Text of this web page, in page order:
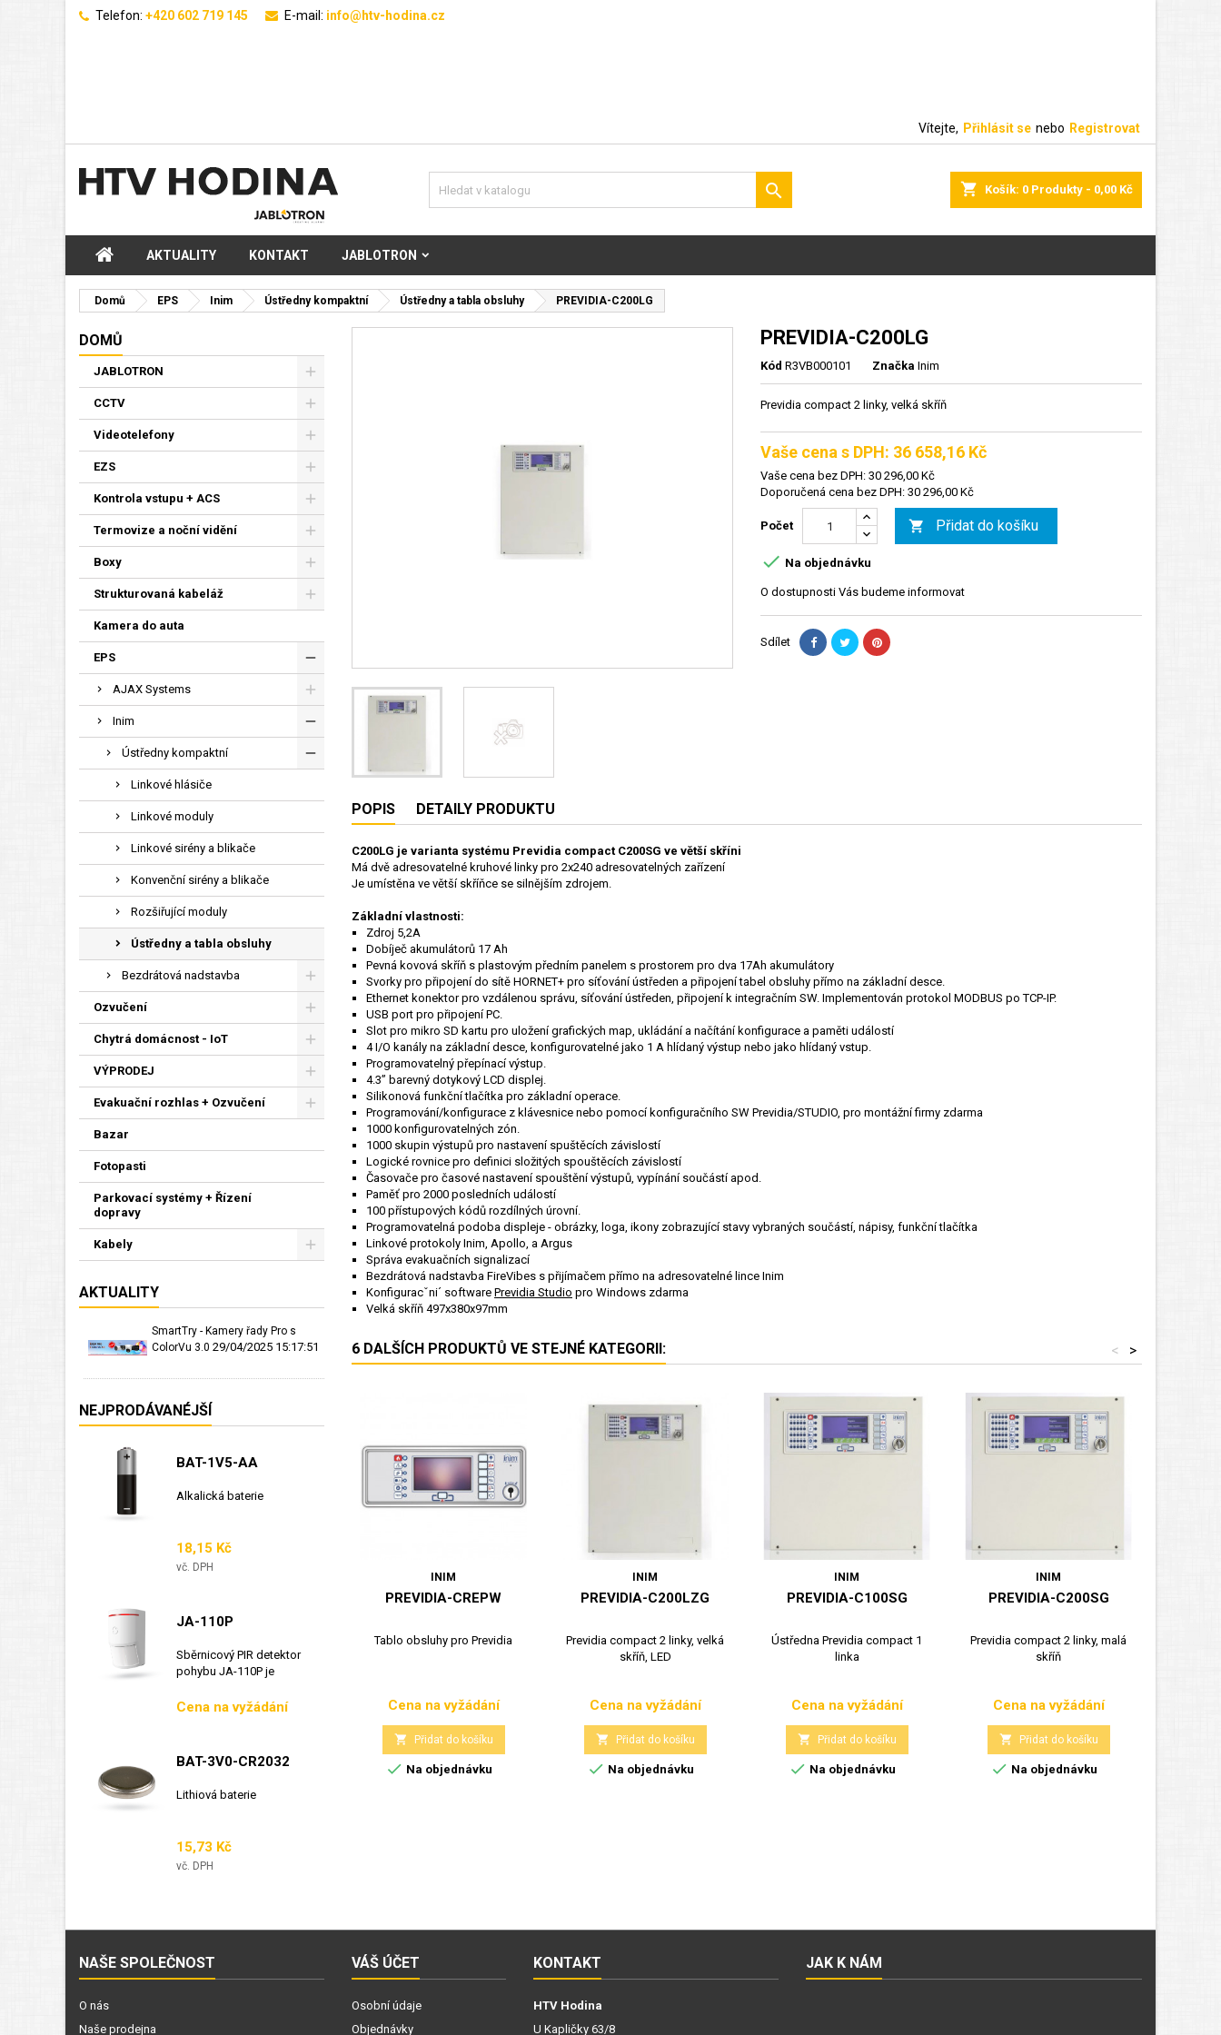
Telefon: +420 602 719 145 E-mail: info@htv-hodina.cz
Vítejte, Přihlásit se nebo Registrovat
shopping_cart Košík: 0 Produkty - 0,00 Kč

AKTUALITY KONTAKT JABLOTRON
Domů EPS Inim Ústředny kompaktní Ústředny a tabla obsluhy PREVIDIA-C200LG
DOMŮ
JABLOTRON
CCTV
Videotelefony
EZS
Kontrola vstupu + ACS
Termovize a noční vidění
Boxy
Strukturovaná kabeláž
Kamera do auta
EPS
AJAX Systems
Inim
Ústředny kompaktní
Linkové hlásiče
Linkové moduly
Linkové sirény a blikače
Konvenční sirény a blikače
Rozšiřující moduly
Ústředny a tabla obsluhy
Bezdrátová nadstavba
Ozvučení
Chytrá domácnost - IoT
VÝPRODEJ
Evakuační rozhlas + Ozvučení
Bazar
Fotopasti
Parkovací systémy + Řízení
dopravy
Kabely
AKTUALITY
SmartTry - Kamery řady Pro s
ColorVu 3.0 29/04/2025 15:17:51
NEJPRODÁVANÉJŠÍ
BAT-1V5-AA
Alkalická baterie
Cena
18,15 Kč
vč. DPH
JA-110P
Sběrnicový PIR detektor
pohybu JA-110P je
Cena
Cena na vyžádání
BAT-3V0-CR2032
Lithiová baterie
Cena
15,73 Kč
vč. DPH
PREVIDIA-C200LG
Kód R3VB000101 Značka Inim
Previdia compact 2 linky, velká skříň
Vaše cena s DPH: 36 658,16 Kč
Vaše cena bez DPH: 30 296,00 Kč
Doporučená cena bez DPH: 30 296,00 Kč
Počet  Přidat do košíku
 Na objednávku
O dostupnosti Vás budeme informovat
Sdílet
POPIS DETAILY PRODUKTU
C200LG je varianta systému Previdia compact C200SG ve větší skříni
Má dvě adresovatelné kruhové linky pro 2x240 adresovatelných zařízení
Je umístěna ve větší skříňce se silnějším zdrojem.
Základní vlastnosti:
Zdroj 5,2A
Dobíječ akumulátorů 17 Ah
Pevná kovová skříň s plastovým předním panelem s prostorem pro dva 17Ah akumulátory
Svorky pro připojení do sítě HORNET+ pro síťování ústředen a připojení tabel obsluhy přímo na základní desce.
Ethernet konektor pro vzdálenou správu, síťování ústředen, připojení k integračním SW. Implementován protokol MODBUS po TCP-IP.
USB port pro připojení PC.
Slot pro mikro SD kartu pro uložení grafických map, ukládání a načítání konfigurace a paměti událostí
4 I/O kanály na základní desce, konfigurovatelné jako 1 A hlídaný výstup nebo jako hlídaný vstup.
Programovatelný přepínací výstup.
4.3” barevný dotykový LCD displej.
Silikonová funkční tlačítka pro základní operace.
Programování/konfigurace z klávesnice nebo pomocí konfiguračního SW Previdia/STUDIO, pro montážní firmy zdarma
1000 konfigurovatelných zón.
1000 skupin výstupů pro nastavení spuštěcích závislostí
Logické rovnice pro definici složitých spouštěcích závislostí
Časovače pro časové nastavení spouštění výstupů, vypínání součástí apod.
Paměť pro 2000 posledních událostí
100 přístupových kódů rozdílných úrovní.
Programovatelná podoba displeje - obrázky, loga, ikony zobrazující stavy vybraných součástí, nápisy, funkční tlačítka
Linkové protokoly Inim, Apollo, a Argus
Správa evakuačních signalizací
Bezdrátová nadstavba FireVibes s přijímačem přímo na adresovatelné lince Inim
Konfiguracˇni´ software Previdia Studio pro Windows zdarma
Velká skříň 497x380x97mm
6 DALŠÍCH PRODUKTŮ VE STEJNÉ KATEGORII: >
<
INIM
PREVIDIA-CREPW
Tablo obsluhy pro Previdia
Cena
Cena na vyžádání
 Přidat do košíku
 Na objednávku
INIM
PREVIDIA-C200LZG
Previdia compact 2 linky, velká
skříň, LED
Cena
Cena na vyžádání
 Přidat do košíku
 Na objednávku
INIM
PREVIDIA-C100SG
Ústředna Previdia compact 1
linka
Cena
Cena na vyžádání
 Přidat do košíku
 Na objednávku
INIM
PREVIDIA-C200SG
Previdia compact 2 linky, malá
skříň
Cena
Cena na vyžádání
 Přidat do košíku
 Na objednávku
NAŠE SPOLEČNOST
O nás
Naše prodejna
VÁŠ ÚČET
Osobní údaje
Objednávky
KONTAKT
HTV Hodina
U Kapličky 63/8
JAK K NÁM